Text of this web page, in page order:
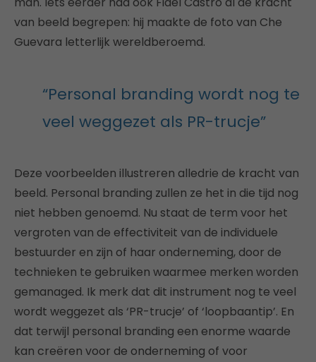
van beeld begrepen: hij maakte de foto van Che
Guevara letterlijk wereldberoemd.
“Personal branding wordt nog te
veel weggezet als PR-trucje”
Deze voorbeelden illustreren alledrie de kracht van
beeld. Personal branding zullen ze het in die tijd nog
niet hebben genoemd. Nu staat de term voor het
vergroten van de effectiviteit van de individuele
bestuurder en zijn of haar onderneming, door de
technieken te gebruiken waarmee merken worden
gemanaged. Ik merk dat dit instrument nog te veel
wordt weggezet als ‘PR-trucje’ of ‘loopbaantip’. En
dat terwijl personal branding een enorme waarde
kan creëren voor de onderneming of voor